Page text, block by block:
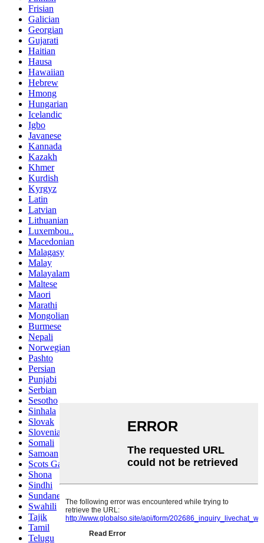
Frisian
Galician
Georgian
Gujarati
Haitian
Hausa
Hawaiian
Hebrew
Hmong
Hungarian
Icelandic
Igbo
Javanese
Kannada
Kazakh
Khmer
Kurdish
Kyrgyz
Latin
Latvian
Lithuanian
Luxembou..
Macedonian
Malagasy
Malay
Malayalam
Maltese
Maori
Marathi
Mongolian
Burmese
Nepali
Norwegian
Pashto
Persian
Punjabi
Serbian
Sesotho
Sinhala
Slovak
Slovenian
Somali
Samoan
Scots Gaelic
Shona
Sindhi
Sundanese
Swahili
Tajik
Tamil
Telugu